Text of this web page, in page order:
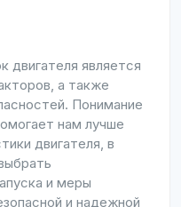
двигателя является
а также
Понимание
нам лучше
двигателя, в
и меры
и надежной